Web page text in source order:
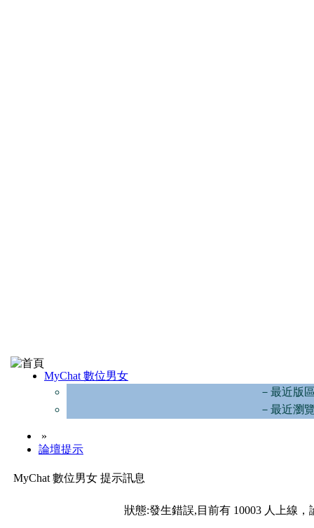
MyChat 數位男女
－最近版
－最近瀏
»
論壇提示
MyChat 數位男女 提示訊息
狀態:發生錯誤,目前有 10003 人上線